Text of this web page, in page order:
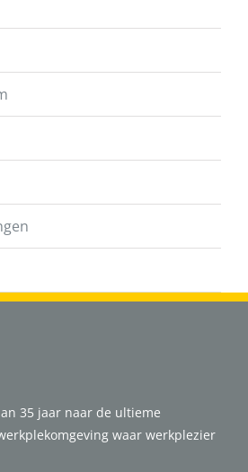
35 jaar naar de ultieme
waar werkplezier